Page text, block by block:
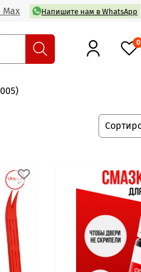
Напишите нам в WhatsApp
0